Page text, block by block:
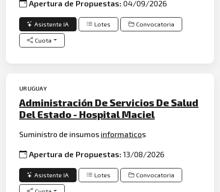
Apertura de Propuestas:04/09/2026
Asistente IA Lotes Convocatoria
Cuota
URUGUAY
Administración De Servicios De Salud
Del Estado - Hospital Maciel
Suministro de insumos informaticos
Apertura de Propuestas:13/08/2026
Asistente IA Lotes Convocatoria